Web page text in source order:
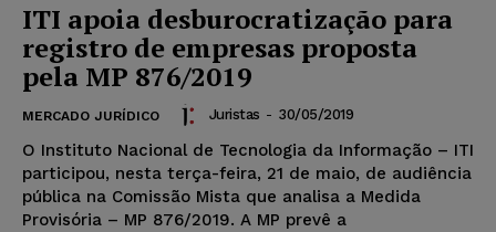
ITI apoia desburocratização para
registro de empresas proposta
pela MP 876/2019
MERCADO JURÍDICO Juristas - 30/05/2019
O Instituto Nacional de Tecnologia da Informação – ITI
participou, nesta terça-feira, 21 de maio, de audiência
pública na Comissão Mista que analisa a Medida
Provisória – MP 876/2019. A MP prevê a